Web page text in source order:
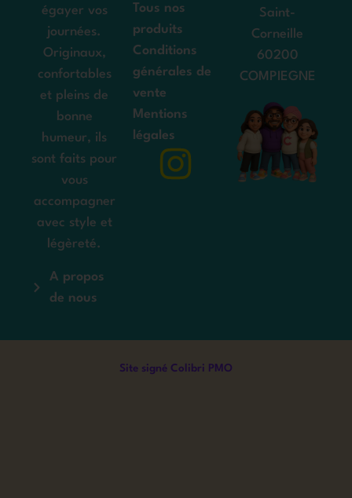
égayer vos
journées.
Originaux,
confortables
et pleins de
bonne
humeur, ils
sont faits pour
vous
accompagner
avec style et
légèreté.
A propos
de nous
Tous nos
produits
Conditions
générales de
vente
Mentions
légales
Saint-
Corneille
60200
COMPIEGNE
Site signé Colibri PMO